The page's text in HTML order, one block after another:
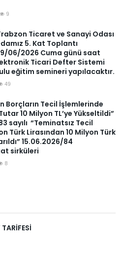
9
Ticaret ve Sanayi Odası
5. Kat Toplantı
06/2026 Cuma günü saat
Ticari Defter Sistemi
eğitim semineri yapılacaktır.
49
Borçların Tecil İşlemlerinde
10 Milyon TL’ye Yükseltildi”
sayılı “Teminatsız Tecil
Türk Lirasından 10 Milyon Türk
15.06.2026/84
sirküleri
8